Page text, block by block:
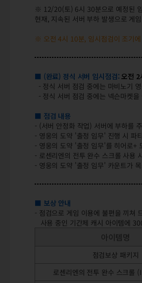
※ 12/20(토) 6시 30분으로 예정된
현재, 지속된 서버 부하 발생으로 게
※ 오전 4시 10분, 임시점검이 조기
■ (완료) 정식 서버 임시점검:오전
- 정식 서버 점검 중에는 마비노기
- 정식 서버 점검 중에는 넥슨마켓
■ 점검 내용
- (서버 안정화 작업) 서버에 부하를
- 영웅의 도약 '출정 임무' 진행 시 파
- 영웅의 도약 '출정 임무'를 히어로+
- 로센리엔의 전투 완수 스크롤 사용
- 영웅의 도약 '출정 임무' 카운트가
■ 보상 안내
- 점검으로 게임 이용에 불편을 끼쳐
사용 중인 기간제 캐시 아이템에
아이템명
점검보상 패키지
로센리엔의 전투 완수 스크롤